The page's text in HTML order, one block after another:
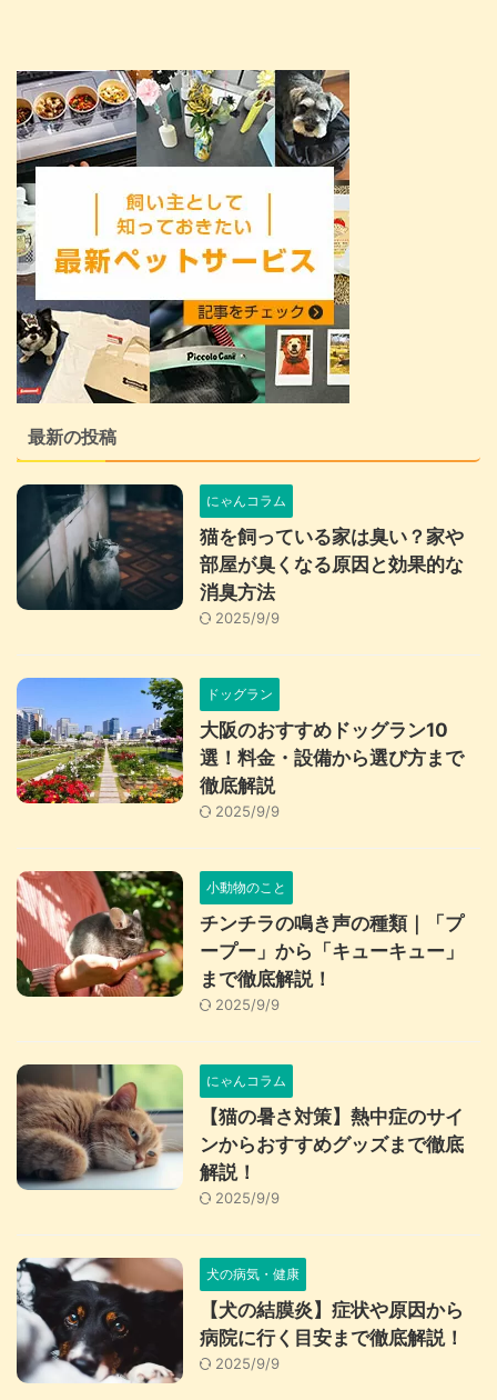
最新の投稿
にゃんコラム
猫を飼っている家は臭い？家や
部屋が臭くなる原因と効果的な
消臭方法
2025/9/9
ドッグラン
大阪のおすすめドッグラン10
選！料金・設備から選び方まで
徹底解説
2025/9/9
小動物のこと
チンチラの鳴き声の種類｜「プ
ープー」から「キューキュー」
まで徹底解説！
2025/9/9
にゃんコラム
【猫の暑さ対策】熱中症のサイ
ンからおすすめグッズまで徹底
解説！
2025/9/9
犬の病気・健康
【犬の結膜炎】症状や原因から
病院に行く目安まで徹底解説！
2025/9/9